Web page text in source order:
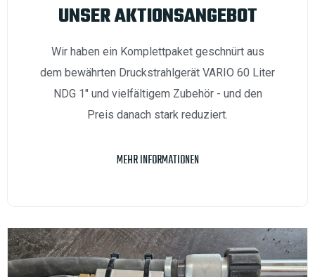
UNSER AKTIONSANGEBOT
Wir haben ein Komplettpaket geschnürt aus
dem bewährten Druckstrahlgerät VARIO 60 Liter
NDG 1" und vielfältigem Zubehör - und den
Preis danach stark reduziert.
MEHR INFORMATIONEN